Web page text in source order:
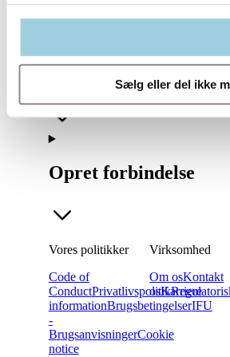
Sælg eller del ikke
Opret forbindelse
Vores politikker
Code of
ConductPrivatlivspolitik
informationBrugsbetingelserIFU
-
BrugsanvisningerCookie
notice
Virksomhed
Om osKontakt
osKarriere